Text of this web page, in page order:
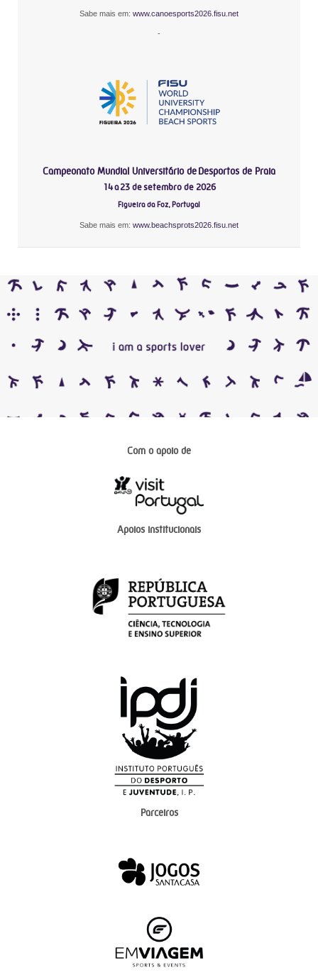
Sabe mais em: www.canoesports2026.fisu.net
-
Campeonato Mundial Universitário de Desportos de Praia
14 a 23 de setembro de 2026
Figueira da Foz, Portugal
Sabe mais em: www.beachsprots2026.fisu.net
Com o apoio de
Apoios institucionais
Parceiros